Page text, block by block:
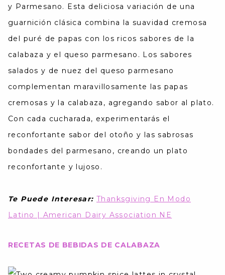
y Parmesano. Esta deliciosa variación de una
guarnición clásica combina la suavidad cremosa
del puré de papas con los ricos sabores de la
calabaza y el queso parmesano. Los sabores
salados y de nuez del queso parmesano
complementan maravillosamente las papas
cremosas y la calabaza, agregando sabor al plato.
Con cada cucharada, experimentarás el
reconfortante sabor del otoño y las sabrosas
bondades del parmesano, creando un plato
reconfortante y lujoso.
Te Puede Interesar: Thanksgiving En Modo
Latino | American Dairy Association NE
RECETAS DE BEBIDAS DE CALABAZA